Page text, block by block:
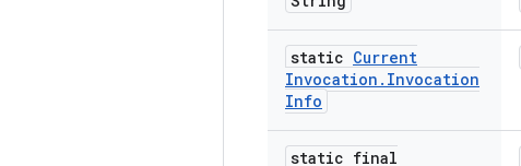
static Current
Invocation . Invocation
Info
static final